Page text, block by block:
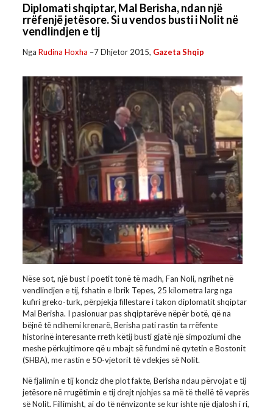
Diplomati shqiptar, Mal Berisha, ndan një
rrëfenjë jetësore. Si u vendos busti i Nolit në
vendlindjen e tij
NgaRudina Hoxha –7 Dhjetor 2015, Gazeta Shqip
Nëse sot, një bust i poetit tonë të madh, Fan Noli, ngrihet në
vendlindjen e tij, fshatin e Ibrik Tepes, 25 kilometra larg nga
kufiri greko-turk, përpjekja fillestare i takon diplomatit shqiptar
Mal Berisha. I pasionuar pas shqiptarëve nëpër botë, që na
bëjnë të ndihemi krenarë, Berisha pati rastin ta rrëfente
historinë interesante rreth këtij busti gjatë një simpoziumi dhe
meshe përkujtimore që u mbajt së fundmi në qytetin e Bostonit
(SHBA), me rastin e 50-vjetorit të vdekjes së Nolit.
Në fjalimin e tij konciz dhe plot fakte, Berisha ndau përvojat e tij
jetësore në rrugëtimin e tij drejt njohjes sa më të thellë të veprës
së Nolit. Fillimisht, ai do të nënvizonte se kur ishte një djalosh i ri,